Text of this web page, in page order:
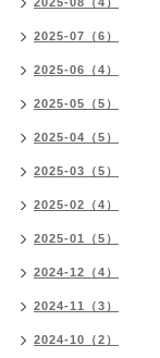
2025-07（6）
2025-06（4）
2025-05（5）
2025-04（5）
2025-03（5）
2025-02（4）
2025-01（5）
2024-12（4）
2024-11（3）
2024-10（2）